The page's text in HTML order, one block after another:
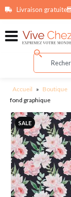
principalLivraison gratuite
Accueil » Boutique
fond graphique
SALE